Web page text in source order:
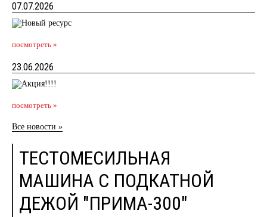
07.07.2026
посмотреть »
23.06.2026
посмотреть »
Все новости »
ТЕСТОМЕСИЛЬНАЯ
МАШИНА С ПОДКАТНОЙ
ДЕЖОЙ "ПРИМА-300"